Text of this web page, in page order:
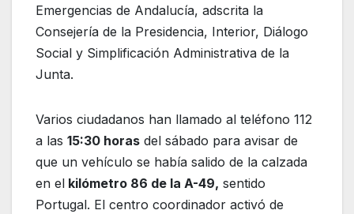
Emergencias de Andalucía, adscrita la
Consejería de la Presidencia, Interior, Diálogo
Social y Simplificación Administrativa de la
Junta.
Varios ciudadanos han llamado al teléfono 112
a las 15:30 horas del sábado para avisar de
que un vehículo se había salido de la calzada
en el kilómetro 86 de la A-49, sentido
Portugal. El centro coordinador activó de